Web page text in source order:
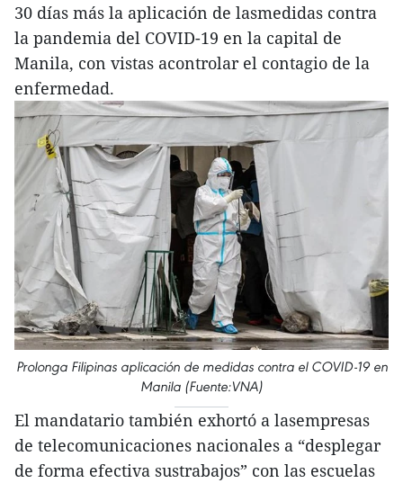
30 días más la aplicación de lasmedidas contra
la pandemia del COVID-19 en la capital de
Manila, con vistas acontrolar el contagio de la
enfermedad.
Prolonga Filipinas aplicación de medidas contra el COVID-19 en
Manila (Fuente:VNA)
El mandatario también exhortó a lasempresas
de telecomunicaciones nacionales a “desplegar
de forma efectiva sustrabajos” con las escuelas